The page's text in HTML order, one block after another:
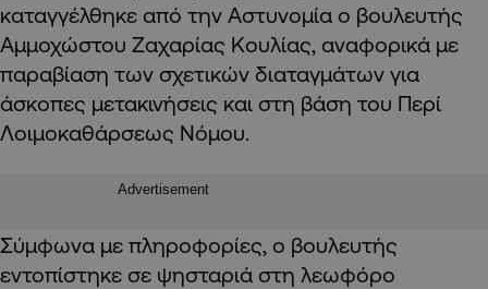
καταγγέλθηκε από την Αστυνομία ο βουλευτής
Αμμοχώστου Ζαχαρίας Κουλίας, αναφορικά με
παραβίαση των σχετικών διαταγμάτων για
άσκοπες μετακινήσεις και στη βάση του Περί
Λοιμοκαθάρσεως Νόμου.
Advertisement
Σύμφωνα με πληροφορίες, ο βουλευτής
εντοπίστηκε σε ψησταριά στη λεωφόρο